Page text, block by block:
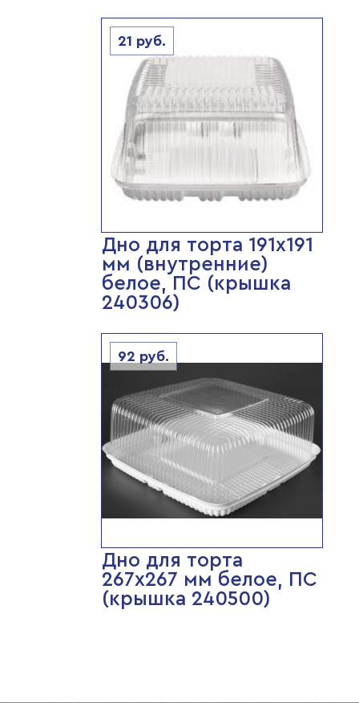
21 руб.
Дно для торта 191х191
мм (внутренние)
белое, ПС (крышка
240306)
92 руб.
Дно для торта
267х267 мм белое, ПС
(крышка 240500)